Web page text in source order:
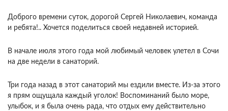
Доброго времени суток, дорогой Сергей Николаевич, команда
и ребята!.. Хочется поделиться своей недавней историей.
В начале июля этого года мой любимый человек улетел в Сочи
на две недели в санаторий.
Три года назад в этот санаторий мы ездили вместе. Из-за этого
я прям ощущала каждый уголок! Воспоминаний было море,
улыбок, и я была очень рада, что отдых ему действительно